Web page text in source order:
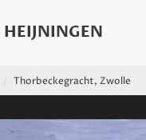
Thorbeckegracht, Zwolle